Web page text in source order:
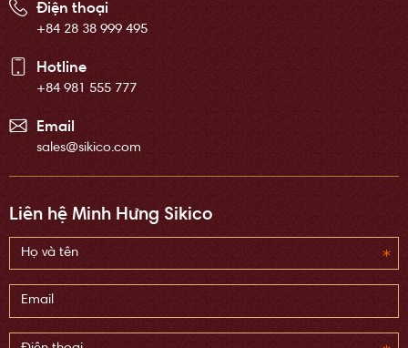
Điện thoại
+84 28 38 999 495
Hotline
+84 981 555 777
Email
sales@sikico.com
Liên hệ Minh Hưng Sikico